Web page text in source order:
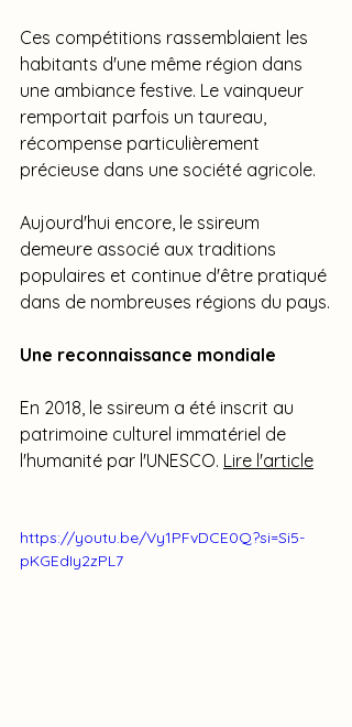
Ces compétitions rassemblaient les
habitants d'une même région dans
une ambiance festive. Le vainqueur
remportait parfois un taureau,
récompense particulièrement
précieuse dans une société agricole.
Aujourd'hui encore, le ssireum
demeure associé aux traditions
populaires et continue d'être pratiqué
dans de nombreuses régions du pays.
Une reconnaissance mondiale
En 2018, le ssireum a été inscrit au
patrimoine culturel immatériel de
l'humanité par l'UNESCO. Lire l'article
https://youtu.be/Vy1PFvDCE0Q?si=Si5-
pKGEdIy2zPL7